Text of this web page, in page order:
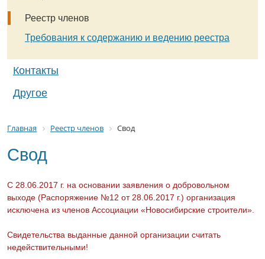
Реестр членов
Требования к содержанию и ведению реестра
Контакты
Другое
Главная Реестр членов Свод
Свод
С 28.06.2017 г. на основании заявления о добровольном
выходе (Распоряжение №12 от 28.06.2017 г.) организация
исключена из членов Ассоциации «Новосибирские строители».
Свидетельства выданные данной организации считать
недействительными!